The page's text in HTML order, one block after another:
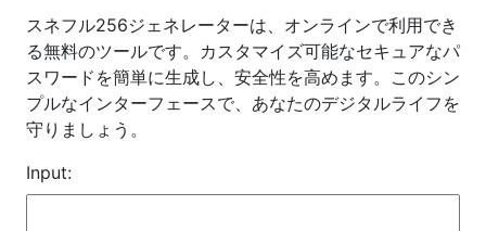
スネフル256ジェネレーターは、オンラインで利用でき
る無料のツールです。カスタマイズ可能なセキュアなパ
スワードを簡単に生成し、安全性を高めます。このシン
プルなインターフェースで、あなたのデジタルライフを
守りましょう。
Input: